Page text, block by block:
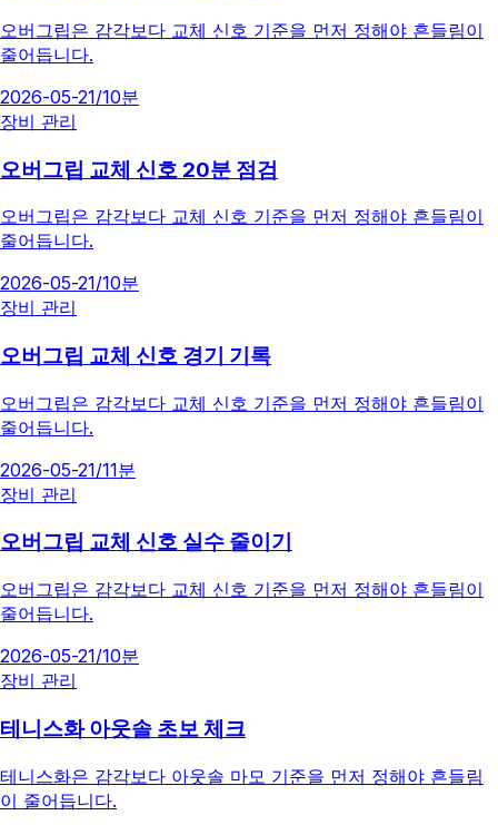
오버그립은 감각보다 교체 신호 기준을 먼저 정해야 흔들림이
줄어듭니다.
2026-05-21/10분
장비 관리
오버그립 교체 신호 20분 점검
오버그립은 감각보다 교체 신호 기준을 먼저 정해야 흔들림이
줄어듭니다.
2026-05-21/10분
장비 관리
오버그립 교체 신호 경기 기록
오버그립은 감각보다 교체 신호 기준을 먼저 정해야 흔들림이
줄어듭니다.
2026-05-21/11분
장비 관리
오버그립 교체 신호 실수 줄이기
오버그립은 감각보다 교체 신호 기준을 먼저 정해야 흔들림이
줄어듭니다.
2026-05-21/10분
장비 관리
테니스화 아웃솔 초보 체크
테니스화은 감각보다 아웃솔 마모 기준을 먼저 정해야 흔들림
이 줄어듭니다.